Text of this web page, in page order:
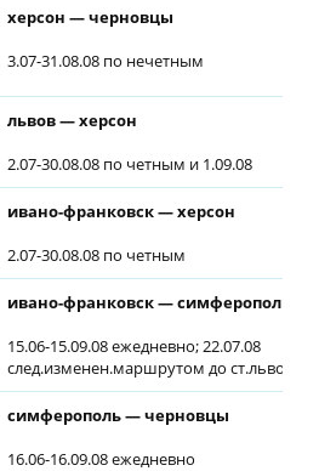
херсон — черновцы
3.07-31.08.08 по нечетным
львов — херсон
2.07-30.08.08 по четным и 1.09.08
ивано-франковск — херсон
2.07-30.08.08 по четным
ивано-франковск — симферополь
15.06-15.09.08 ежедневно; 22.07.08
след.изменен.маршрутом до ст.львов,
симферополь — черновцы
16.06-16.09.08 ежедневно